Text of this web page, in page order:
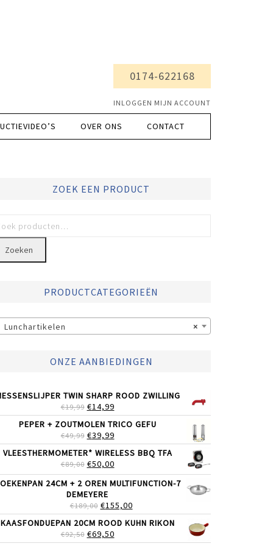
0174-622168
INLOGGEN MIJN ACCOUNT
OVER ONS CONTACT
ZOEK EEN PRODUCT
Zoeken
PRODUCTCATEGORIEËN
×
Lunchartikelen
ONZE AANBIEDINGEN
TWIN SHARP ROOD ZWILLING
€19,99 OORSPRONKELIJKE
PRIJS
WAS:
€19,99.
€14,99HUIDIGE
PRIJS
IS:
€14,99.
PEPER + ZOUTMOLEN TRICO GEFU
€49,99 OORSPRONKELIJKE
PRIJS
WAS:
€49,99.
€39,99HUIDIGE
PRIJS
IS:
€39,99.
VLEESTHERMOMETER* WIRELESS BBQ TFA
€89,00 OORSPRONKELIJKE
PRIJS
WAS:
€89,00.
€50,00HUIDIGE
PRIJS
IS:
24CM + 2 OREN MULTIFUNCTION-7
DEMEYERE
€189,00 OORSPRONKELIJKE
PRIJS
WAS:
€189,00.
€155,00HUIDIGE
PRIJS
IS:
KAASFONDUEPAN 20CM ROOD KUHN RIKON
€92,50 OORSPRONKELIJKE
€69,50HUIDIGE